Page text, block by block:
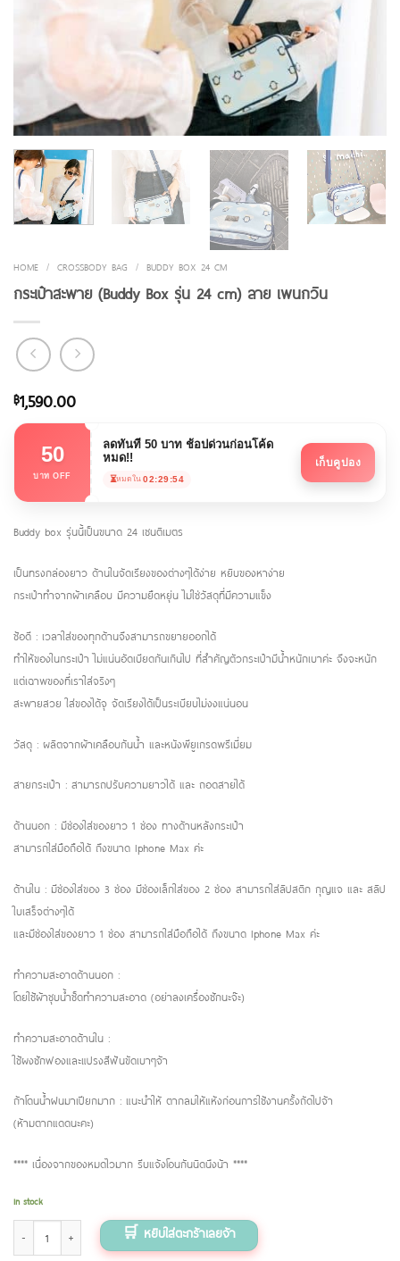
HOME / CROSSBODY BAG / BUDDY BOX 24 CM
กระเป๋าสะพาย (Buddy Box รุ่น 24 cm) ลาย เพนกวิน
฿1,590.00
50
บาท OFF
ลดทันที 50 บาท ช้อปด่วนก่อนโค้ด
หมด!!
⏳หมดใน 02:29:54
เก็บคูปอง
Buddy box รุ่นนี้เป็นขนาด 24 เซนติเมตร
เป็นทรงกล่องยาว ด้านในจัดเรียงของต่างๆได้ง่าย หยิบของหาง่าย
กระเป๋าทำจากผ้าเคลือบ มีความยืดหยุ่น ไม่ใช่วัสดุที่มีความแข็ง
ช้อดี : เวลาใส่ของทุกด้านจึงสามารถขยายออกได้
ทำให้ของในกระเป๋า ไม่แน่นอัดเบียดกันเกินไป ที่สำคัญตัวกระเป๋ามีน้ำหนักเบาค่ะ จึงจะหนัก
แต่เฉาพของที่เราใส่จริงๆ
สะพายสวย ใส่ของได้จุ จัดเรียงได้เป็นระเบียบไม่งงแน่นอน
วัสดุ : ผลิตจากผ้าเคลือบกันน้ำ และหนังพียูเกรดพรีเมี่ยม
สายกระเป๋า : สามารถปรับความยาวได้ และ ถอดสายได้
ด้านนอก : มีช่องใส่ของยาว 1 ช่อง ทางด้านหลังกระเป๋า
สามารถใส่มือถือได้ ถึงขนาด Iphone Max ค่ะ
ด้านใน : มีช่องใส่ของ 3 ช่อง มีช่องเล็กใส่ของ 2 ช่อง สามารถใส่ลิปสติก กุญแจ และ สลิป
ใบเสร็จต่างๆได้
และมีช่องใส่ของยาว 1 ช่อง สามารถใส่มือถือได้ ถึงขนาด Iphone Max ค่ะ
ทำความสะอาดด้านนอก :
โดยใช้ผ้าชุบน้ำช็ดทำความสะอาด (อย่าลงเครื่องซักนะจ๊ะ)
ทำความสะอาดด้านใน :
ใช้ผงซักฟองและแปรงสีฟันขัดเบาๆจ้า
ถ้าโดนน้ำฝนมาเปียกมาก : แนะนำให้ ตากลมให้แห้งก่อนการใช้งานครั้งถัดไปจ้า
(ห้ามตากแดดนะคะ)
**** เนื่องจากของหมดไวมาก รีบแจ้งโอนกันนิดนึงน้า ****
In stock
กระเป๋าสะพาย (Buddy Box รุ่น 24 cm) ลาย เพนกวิน quantity